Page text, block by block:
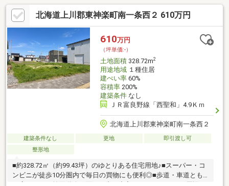
トム）が徒歩10分圏内に揃っているため、子育て世帯にもおすす
めの立地です。毎日のお買い物やお子様の通学にも便利で、快適
な暮らしを実現できます。住宅用地をお探しの方はぜひご検討く
ださい。固定資産税額は現在確認中です。
北海道上川郡東神楽町南一条西２ 610万円
610万円
（坪単価:-）
土地面積328.72m2
用途地域１種住居
建ぺい率60%
容積率200%
建築条件なし
ＪＲ富良野線「西聖和」4.9Ｋｍ
北海道上川郡東神楽町南一条西２
建築条件なし 更地
即引渡し可
整形地
■約328.72㎡（約99.43坪）のゆとりある住宅用地♪■スーパー・コ
ンビニが徒歩10分圏内で毎日の買物にも便利◎■歩道・車道とも